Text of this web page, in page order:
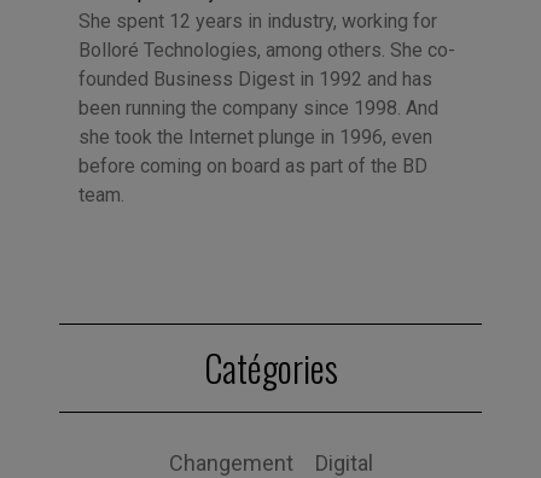
She spent 12 years in industry, working for
Bolloré Technologies, among others. She co-
founded Business Digest in 1992 and has
been running the company since 1998. And
she took the Internet plunge in 1996, even
before coming on board as part of the BD
team.
Catégories
Changement Digital